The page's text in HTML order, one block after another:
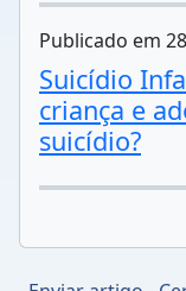
Publicado em
Suicídio
criança e
suicídio?